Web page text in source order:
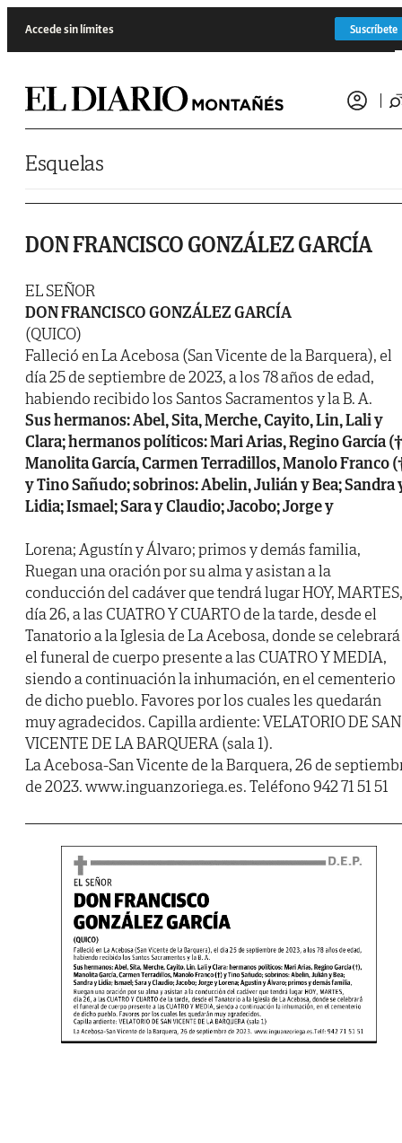
Accede sin límites Suscríbete
Esquelas
DON FRANCISCO GONZÁLEZ GARCÍA
EL SEÑOR
DON FRANCISCO GONZÁLEZ GARCÍA
(QUICO)
Falleció en La Acebosa (San Vicente de la Barquera), el
día 25 de septiembre de 2023, a los 78 años de edad,
habiendo recibido los Santos Sacramentos y la B. A.
Sus hermanos: Abel, Sita, Merche, Cayito, Lin, Lali y
Clara; hermanos políticos: Mari Arias, Regino García
Manolita García, Carmen Terradillos, Manolo Franco
y Tino Sañudo; sobrinos: Abelin, Julián y Bea; Sandra
Lidia; Ismael; Sara y Claudio; Jacobo; Jorge y
Lorena; Agustín y Álvaro; primos y demás familia,
Ruegan una oración por su alma y asistan a la
conducción del cadáver que tendrá lugar HOY, MARTES,
día 26, a las CUATRO Y CUARTO de la tarde, desde el
Tanatorio a la Iglesia de La Acebosa, donde se celebrará
el funeral de cuerpo presente a las CUATRO Y MEDIA,
siendo a continuación la inhumación, en el cementerio
de dicho pueblo. Favores por los cuales les quedarán
muy agradecidos. Capilla ardiente: VELATORIO DE SAN
VICENTE DE LA BARQUERA (sala 1).
La Acebosa-San Vicente de la Barquera, 26 de
de 2023. www.inguanzoriega.es. Teléfono 942 71 51 51